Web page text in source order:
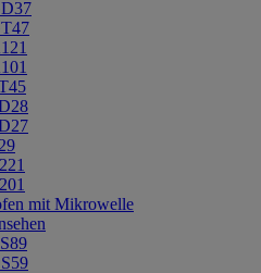
mit Mikrowelle